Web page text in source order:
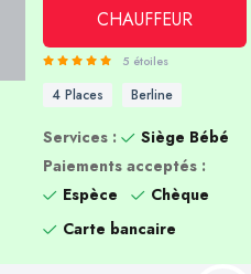
CHAUFFEUR
5 étoiles
4 Places Berline
Services :
Siège Bébé
Paiements acceptés :
Espèce
Chèque
Carte bancaire